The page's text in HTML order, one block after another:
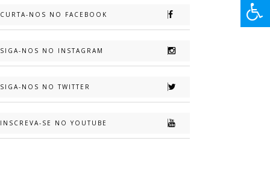
CURTA-NOS NO FACEBOOK
SIGA-NOS NO INSTAGRAM
SIGA-NOS NO TWITTER
INSCREVA-SE NO YOUTUBE